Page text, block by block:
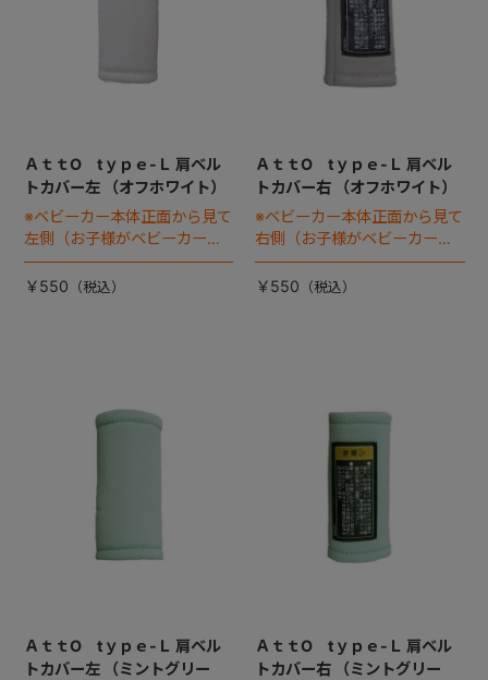
ＡｔｔO tｙｐｅ-Ｌ 肩ベル
トカバー左 （オフホワイト）
※ベビーカー本体正面から見て
左側（お子様がベビーカーに
座った状態で右手側となりま
す）
￥550
ＡｔｔO tｙｐｅ-Ｌ 肩ベル
トカバー右 （オフホワイト）
※ベビーカー本体正面から見て
右側（お子様がベビーカーに
座った状態で左手側となりま
す）
￥550
ＡｔｔO tｙｐｅ-Ｌ 肩ベル
トカバー左 （ミントグリー
ＡｔｔO tｙｐｅ-Ｌ 肩ベル
トカバー右 （ミントグリー